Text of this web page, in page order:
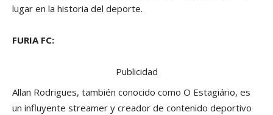
lugar en la historia del deporte.
FURIA FC:
Publicidad
Allan Rodrigues, también conocido como O Estagiário, es
un influyente streamer y creador de contenido deportivo